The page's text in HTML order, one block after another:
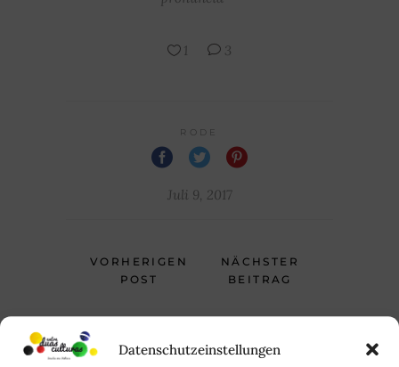
Datenschutzeinstellungen
1 3
RODE
Juli 9, 2017
VORHERIGEN
POST
NÄCHSTER
BEITRAG